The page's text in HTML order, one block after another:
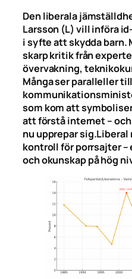
Den liberala
Larsson (L) vill införa
i syfte att skydda barn.
skarp kritik från
övervakning,
Många ser paralleller
som kom att
att förstå internet –
nu upprepar sig.Liberal
kontroll för porrsajter –
och okunskap på hög